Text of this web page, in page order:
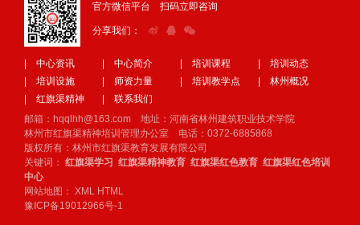
官方微信平台 扫码立即咨询
分享我们：
| 中心资讯 | 中心简介 | 培训课程
| 培训动态
| 培训设施
| 师资力量 | 培训教学点
| 林州概况
| 红旗渠精神
| 联系我们
邮箱：hqqlhh@163.com 地址：河南省林州建筑职业技术学院
林州市红旗渠精神培训管理办公室 电话：0372-6885868
版权所有：林州市红旗渠教育发展有限公司
关键词： 红旗渠学习 红旗渠精神教育 红旗渠红色教育 红旗渠红色培训
中心
网站地图： XML HTML
豫ICP备19012966号-1